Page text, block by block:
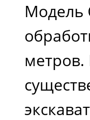
Модель
метров.